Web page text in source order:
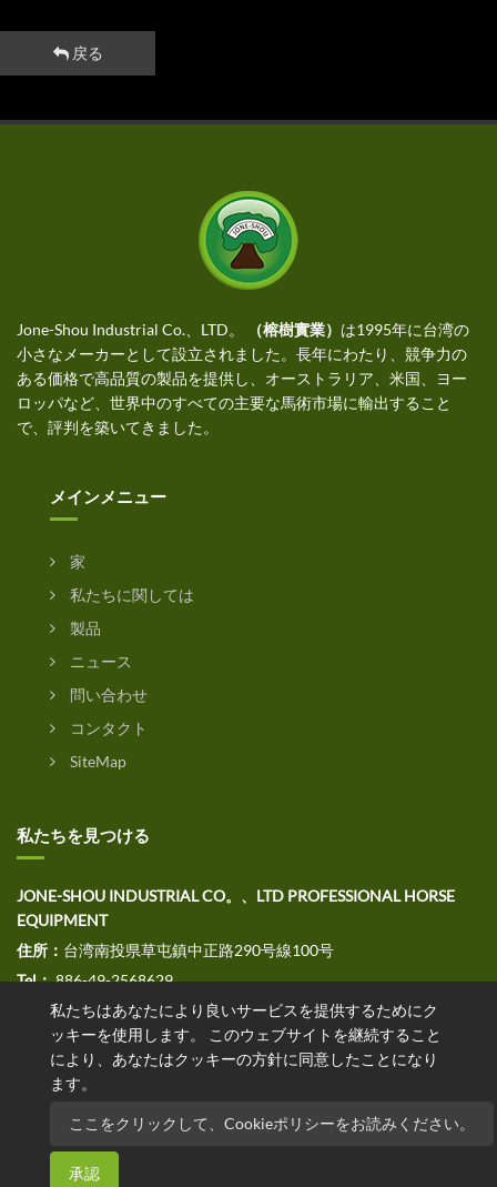
戻る
私たちはあなたにより良いサービスを提供するためにク
ッキーを使用します。 このウェブサイトを継続すること
により、あなたはクッキーの方針に同意したことになり
ます。
ここをクリックして、Cookieポリシーをお読みください。
承認
Jone-Shou Industrial Co.、LTD。 （榕樹實業） は1995年に台湾の
小さなメーカーとして設立されました。長年にわたり、競争力の
ある価格で高品質の製品を提供し、オーストラリア、米国、ヨー
ロッパなど、世界中のすべての主要な馬術市場に輸出すること
で、評判を築いてきました。
メインメニュー
家
私たちに関しては
製品
ニュース
問い合わせ
コンタクト
SiteMap
私たちを見つける
JONE-SHOU INDUSTRIAL CO。、LTD PROFESSIONAL HORSE
EQUIPMENT
住所： 台湾南投県草屯鎮中正路290号線100号
Tel：886-49-2568629
ファックス：886-49-2568691
メール：jssales@jone-shou.com
Copyright©2020JONE-SHOU INDUSTRIAL CO。、LTD無断複写・